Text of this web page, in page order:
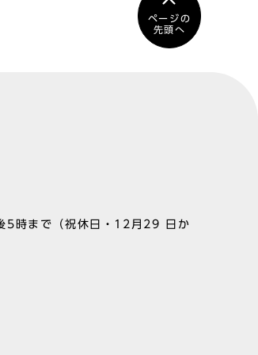
ページの
先頭へ
5時まで（祝休日・12月29 日か